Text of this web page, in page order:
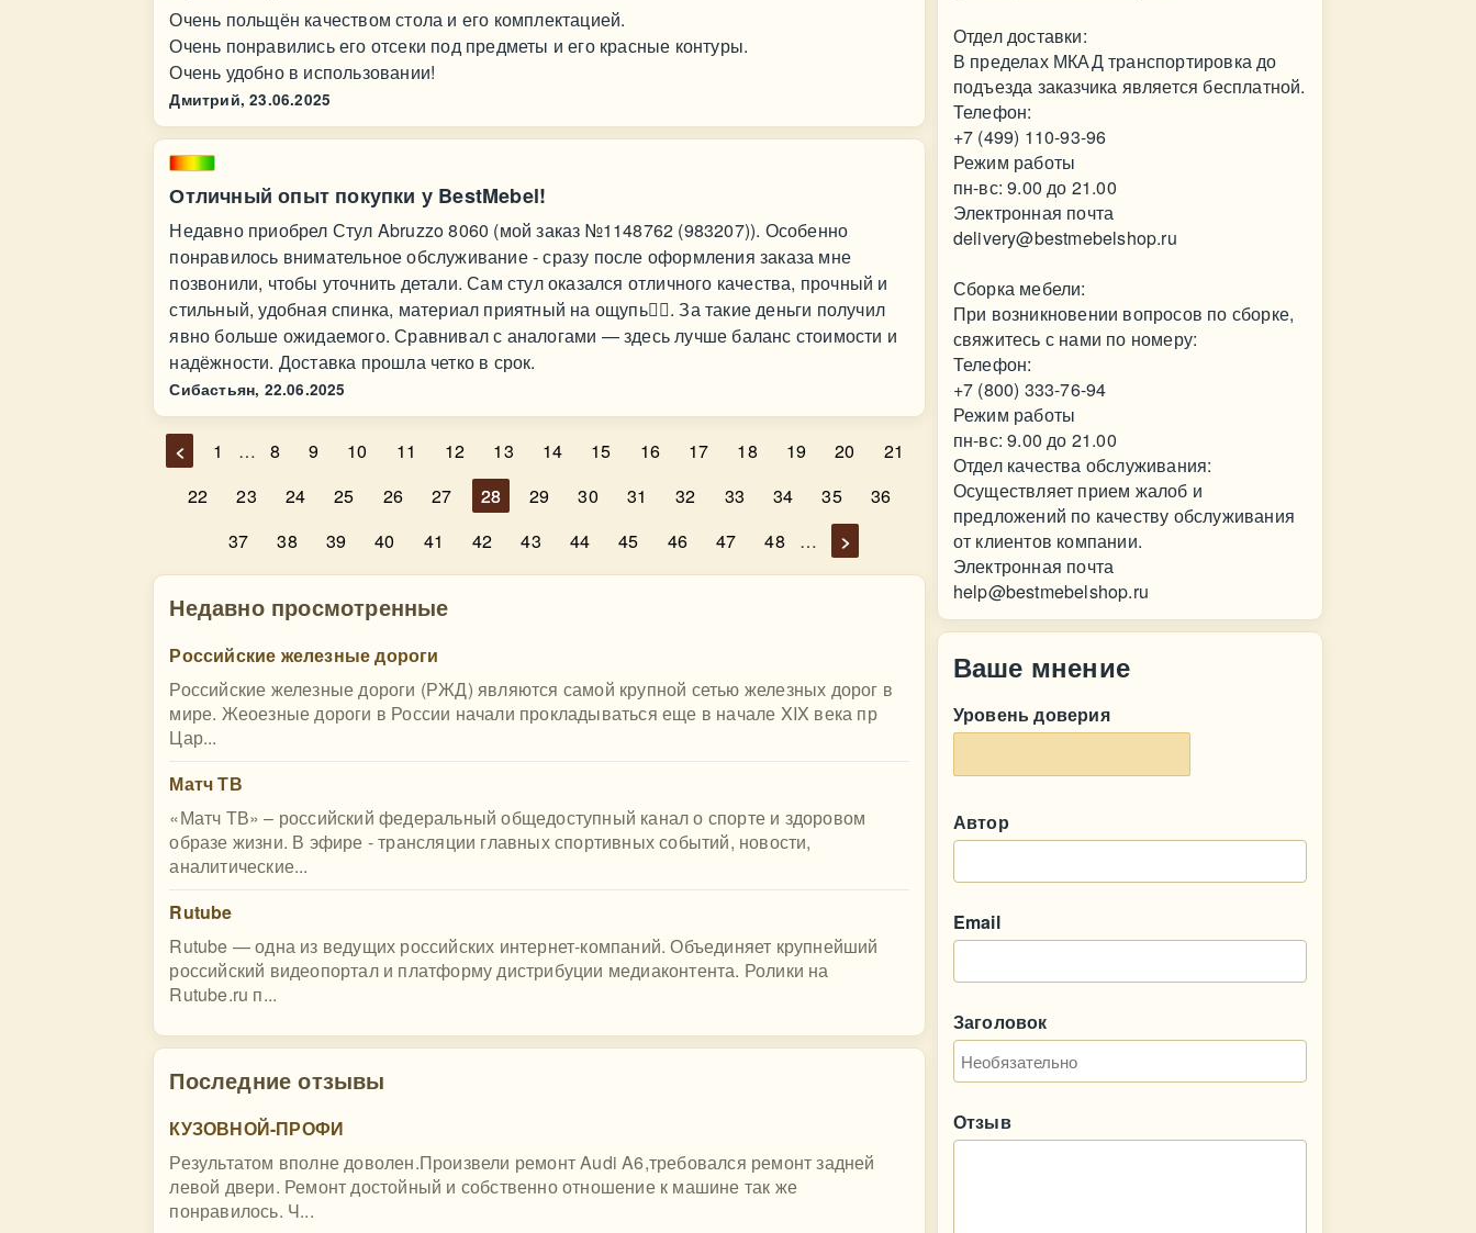
Очень польщён качеством стола и его комплектацией.
Очень понравились его отсеки под предметы и его красные контуры.
Очень удобно в использовании!
Дмитрий, 23.06.2025
Отличный опыт покупки у BestMebel!
Недавно приобрел Стул Abruzzo 8060 (мой заказ №1148762 (983207)). Особенно
понравилось внимательное обслуживание - сразу после оформления заказа мне
позвонили, чтобы уточнить детали. Сам стул оказался отличного качества, прочный и
стильный, удобная спинка, материал приятный на ощупь👍🏼. За такие деньги получил
явно больше ожидаемого. Сравнивал с аналогами — здесь лучше баланс стоимости и
надёжности. Доставка прошла четко в срок.
Сибастьян, 22.06.2025
< 1 … 8 9 10 11 12 13 14 15 16 17 18 19 20
21
22
23 24 25 26 27 28 29 30 31 32 33 34 35
36
37
38 39 40 41 42 43 44 45 46 47 48 … >
Недавно просмотренные
Российские железные дороги
Российские железные дороги (РЖД) являются самой крупной сетью железных дорог в
мире. Жеоезные дороги в России начали прокладываться еще в начале XIX века пр
Цар...
Матч ТВ
«Матч ТВ» – российский федеральный общедоступный канал о спорте и здоровом
образе жизни. В эфире - трансляции главных спортивных событий, новости,
аналитические...
Rutube
Rutube — одна из ведущих российских интернет-компаний. Объединяет крупнейший
российский видеопортал и платформу дистрибуции медиаконтента. Ролики на
Rutube.ru п...
Последние отзывы
КУЗОВНОЙ-ПРОФИ
Результатом вполне доволен.Произвели ремонт Audi A6,требовался ремонт задней
левой двери. Ремонт достойный и собственно отношение к машине так же
понравилось. Ч...
Отдел доставки:
В пределах МКАД транспортировка до
подъезда заказчика является бесплатной.
Телефон:
+7 (499) 110-93-96
Режим работы
пн-вс: 9.00 до 21.00
Электронная почта
delivery@bestmebelshop.ru
Сборка мебели:
При возникновении вопросов по сборке,
свяжитесь с нами по номеру:
Телефон:
+7 (800) 333-76-94
Режим работы
пн-вс: 9.00 до 21.00
Отдел качества обслуживания:
Осуществляет прием жалоб и
предложений по качеству обслуживания
от клиентов компании.
Электронная почта
help@bestmebelshop.ru
Ваше мнение
Уровень доверия
Автор
Email
Заголовок
Отзыв